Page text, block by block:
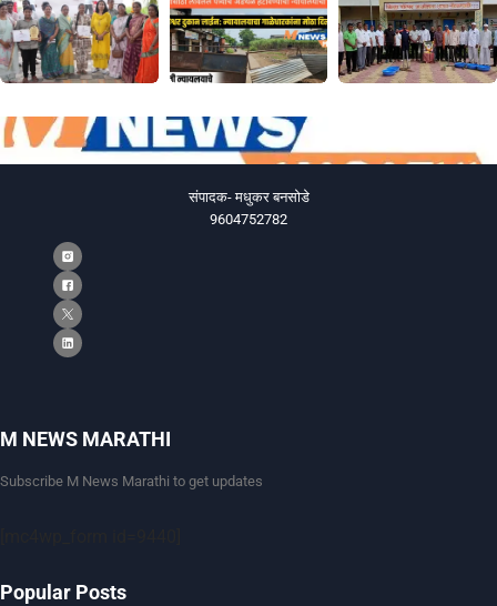
संपादक- मधुकर बनसोडे
9604752782
M NEWS MARATHI
Subscribe M News Marathi to get updates
Popular Posts